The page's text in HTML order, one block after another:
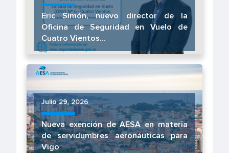
Eric Simón, nuevo director de la
Oficina de Seguridad en Vuelo de
Cuatro Vientos...
Julio 29, 2026
Nueva exención de AESA en materia
de servidumbres aeronáuticas para
Vigo